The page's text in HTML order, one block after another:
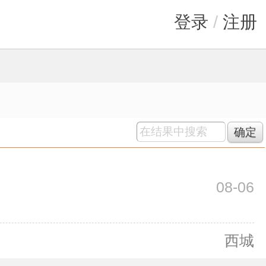
登录 / 注册
确定
08-06
西城